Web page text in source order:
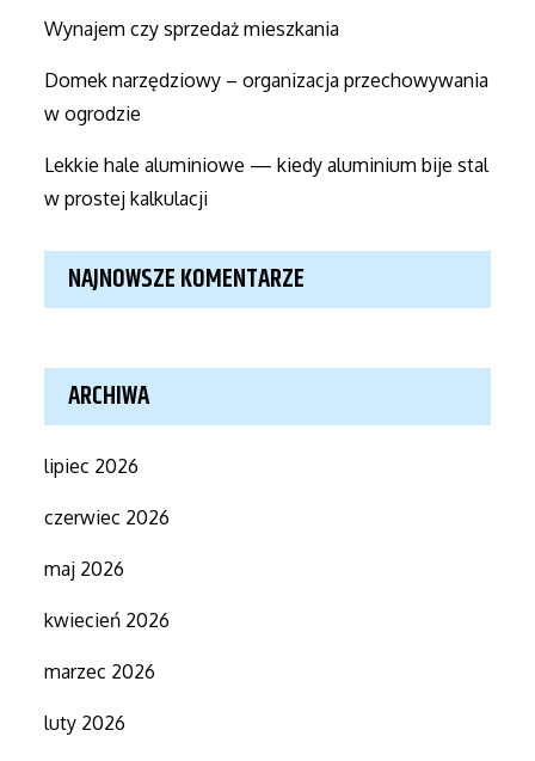
Wynajem czy sprzedaż mieszkania
Domek narzędziowy – organizacja przechowywania
w ogrodzie
Lekkie hale aluminiowe — kiedy aluminium bije stal
w prostej kalkulacji
NAJNOWSZE KOMENTARZE
ARCHIWA
lipiec 2026
czerwiec 2026
maj 2026
kwiecień 2026
marzec 2026
luty 2026